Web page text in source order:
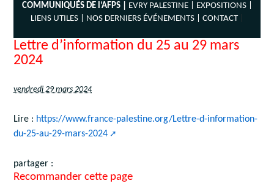
COMMUNIQUÉS DE l’AFPS |
EVRY PALESTINE |
EXPOSITIONS |
LIENS UTILES |
NOS DERNIERS ÉVÉNEMENTS | CONTACT|
Lettre d’information du 25 au 29 mars
2024
vendredi 29 mars 2024
Lire : https://www.france-palestine.org/Lettre-d-information-
du-25-au-29-mars-2024
partager :
Recommander cette page